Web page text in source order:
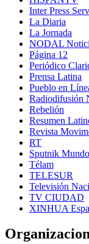
Inter Press
La Diaria
La Jornada
NODAL
Página 12
Periódico
Prensa Latina
Pueblo en
Radiodifusión
Rebelión
Resumen
Revista
RT
Sputnik Mundo
Télam
TELESUR
Televisión
TV CIUDAD
XINHUA